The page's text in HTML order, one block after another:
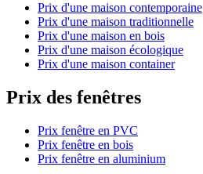
Prix d'une maison contemporaine
Prix d'une maison traditionnelle
Prix d'une maison en bois
Prix d'une maison écologique
Prix d'une maison container
Prix des fenêtres
Prix fenêtre en PVC
Prix fenêtre en bois
Prix fenêtre en aluminium